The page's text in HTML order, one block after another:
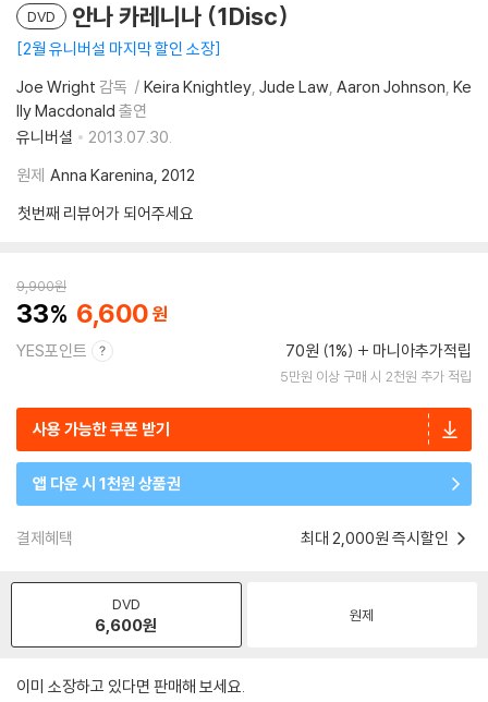
DVD 안나 카레니나 (1Disc)
2월 유니버설 마지막 할인 소장
Joe Wright 감독 Keira Knightley Jude Law Aaron Johnson Ke
lly Macdonald 출연
유니버셜
2013.07.30.
원제 Anna Karenina, 2012
첫번째 리뷰어가 되어주세요
9,900원
33 6,600
YES포인트 70원 (1%) 마니아추가적립
5만원 이상 구매 시 2천원 추가 적립
사용 가능한 쿠폰 받기
앱 다운 시 1천원 상품권
결제혜택 최대 2,000원 즉시할인
DVD
6,600원 원제
이미 소장하고 있다면 판매해 보세요.